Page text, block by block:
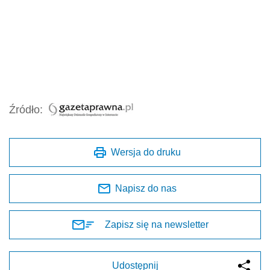
Źródło:
Wersja do druku
Napisz do nas
Zapisz się na newsletter
Udostępnij